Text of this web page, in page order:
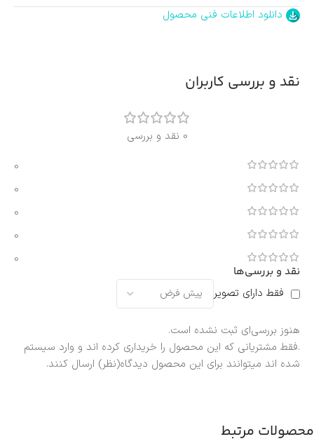
دانلود اطلاعات فنی محصول
نقد و بررسی کاربران
0 نقد و بررسی
0
0
0
0
0
نقد و بررسی‌ها
فقط دارای تصویر
هنوز بررسی‌ای ثبت نشده است.
.فقط مشتریانی که این محصول را خریداری کرده اند و وارد سیستم
شده اند میتوانند برای این محصول دیدگاه(نظر) ارسال کنند.
محصولات مرتبط